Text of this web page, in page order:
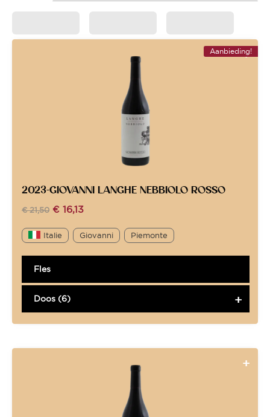
Aanbieding!
2023-GIOVANNI LANGHE NEBBIOLO ROSSO
€21,50 € 16,13
Italie Giovanni Piemonte
Fles
Doos (6)